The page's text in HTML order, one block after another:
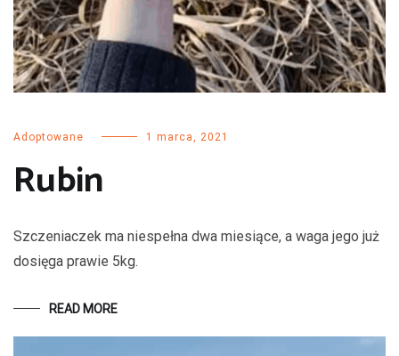
Adoptowane 1 marca, 2021
Rubin
Szczeniaczek ma niespełna dwa miesiące, a waga jego już
dosięga prawie 5kg.
READ MORE